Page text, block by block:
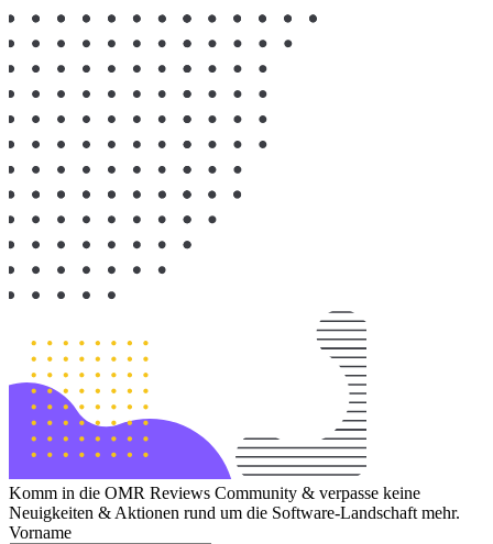
Komm in die OMR Reviews Community & verpasse keine
Neuigkeiten & Aktionen rund um die Software-Landschaft mehr.
Vorname